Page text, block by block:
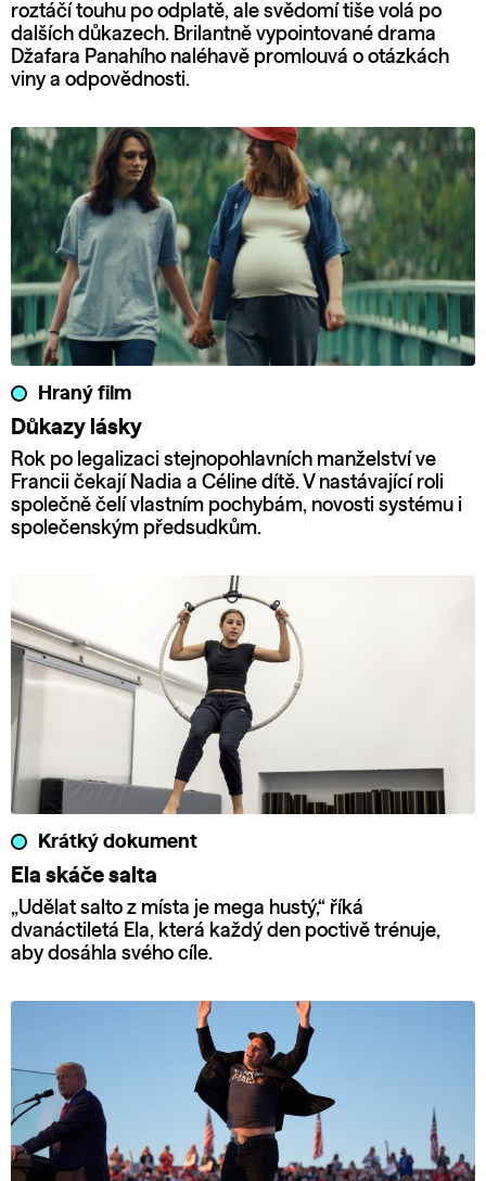
roztáčí touhu po odplatě, ale svědomí tiše volá po
dalších důkazech. Brilantně vypointované drama
Džafara Panahího naléhavě promlouvá o otázkách
viny a odpovědnosti.
Hraný film
Důkazy lásky
Rok po legalizaci stejnopohlavních manželství ve
Francii čekají Nadia a Céline dítě. V nastávající roli
společně čelí vlastním pochybám, novosti systému i
společenským předsudkům.
Krátký dokument
Ela skáče salta
„Udělat salto z místa je mega hustý,“ říká
dvanáctiletá Ela, která každý den poctivě trénuje,
aby dosáhla svého cíle.